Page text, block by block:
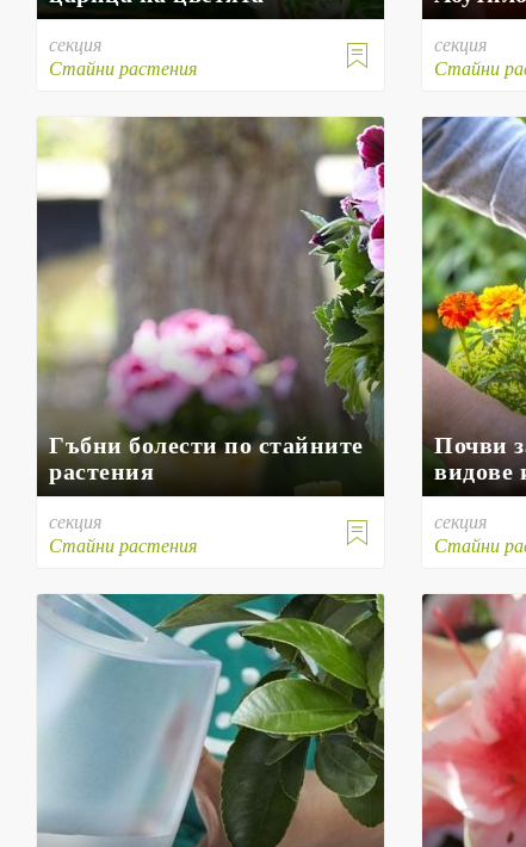

секция
Стайни растения
секция
Стайни
Гъбни болести по стайните
растения

секция
Стайни растения
Почви
видове
секция
Стайни